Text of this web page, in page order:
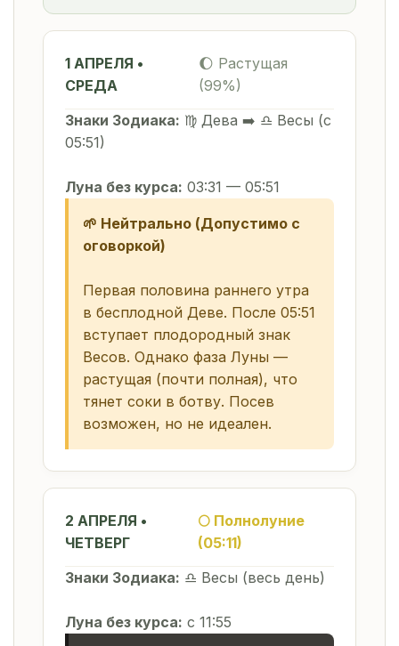
1 АПРЕЛЯ •
СРЕДА
🌔 Растущая
(99%)
Знаки Зодиака: ♍ Дева ➡️ ♎ Весы (с
05:51)
Луна без курса: 03:31 — 05:51
🌱 Нейтрально (Допустимо с
оговоркой)
Первая половина раннего утра
в бесплодной Деве. После 05:51
вступает плодородный знак
Весов. Однако фаза Луны —
растущая (почти полная), что
тянет соки в ботву. Посев
возможен, но не идеален.
2 АПРЕЛЯ •
ЧЕТВЕРГ
🌕 Полнолуние
(05:11)
Знаки Зодиака: ♎ Весы (весь день)
Луна без курса: с 11:55